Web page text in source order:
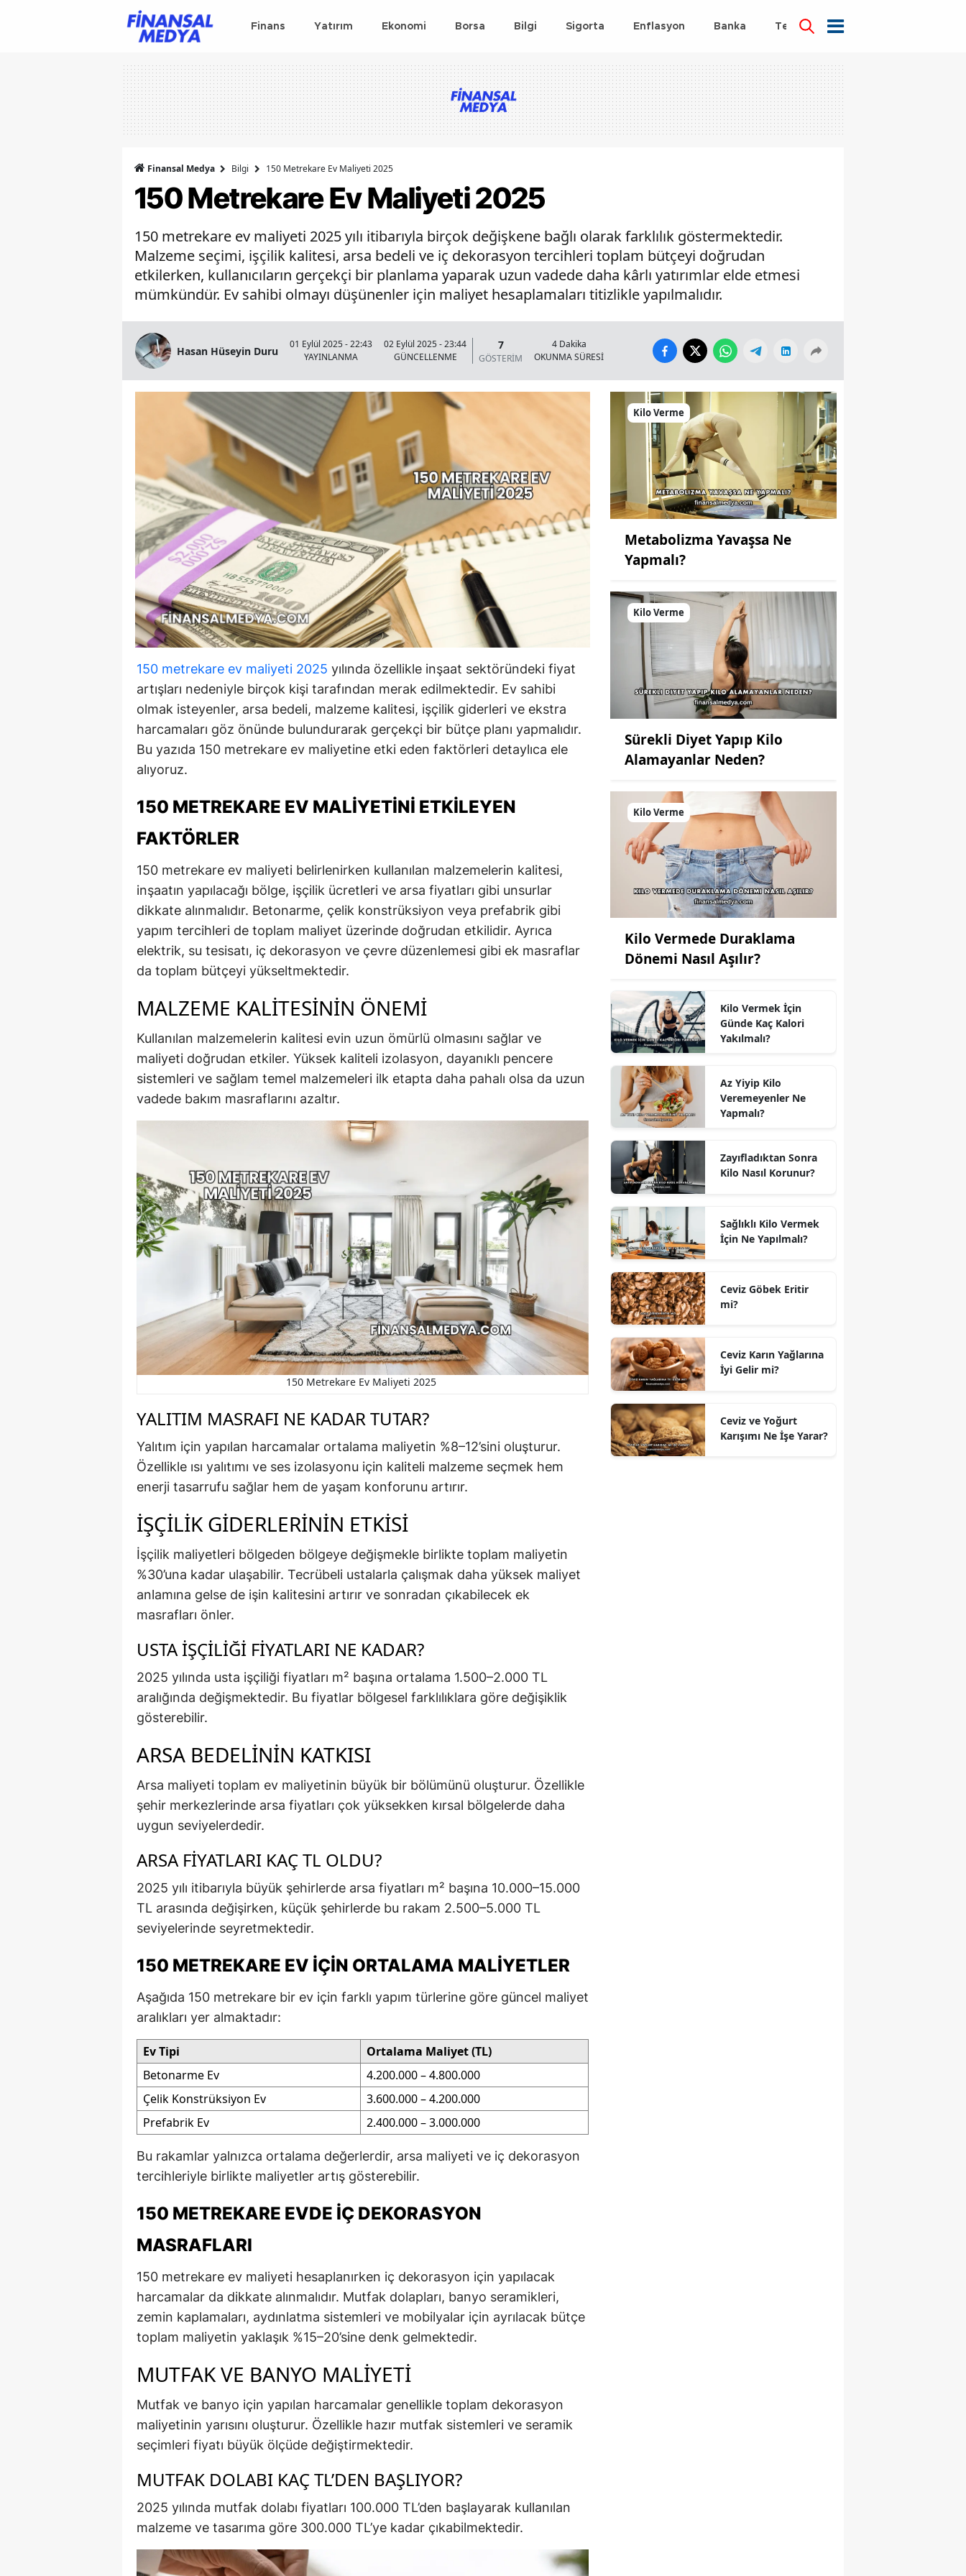
Finans Yatırım Ekonomi Borsa Bilgi Sigorta Enflasyon Banka Teknoloji
Finansal Medya Bilgi 150 Metrekare Ev Maliyeti 2025
150 Metrekare Ev Maliyeti 2025
150 metrekare ev maliyeti 2025 yılı itibarıyla birçok değişkene bağlı olarak farklılık göstermektedir.
Malzeme seçimi, işçilik kalitesi, arsa bedeli ve iç dekorasyon tercihleri toplam bütçeyi doğrudan
etkilerken, kullanıcıların gerçekçi bir planlama yaparak uzun vadede daha kârlı yatırımlar elde etmesi
mümkündür. Ev sahibi olmayı düşünenler için maliyet hesaplamaları titizlikle yapılmalıdır.
Hasan Hüseyin Duru
01 Eylül 2025 - 22:43
YAYINLANMA
02 Eylül 2025 - 23:44
GÜNCELLENME
7
GÖSTERİM
4 Dakika
OKUNMA SÜRESİ
150 metrekare ev maliyeti 2025 yılında özellikle inşaat sektöründeki fiyat
artışları nedeniyle birçok kişi tarafından merak edilmektedir. Ev sahibi
olmak isteyenler, arsa bedeli, malzeme kalitesi, işçilik giderleri ve ekstra
harcamaları göz önünde bulundurarak gerçekçi bir bütçe planı yapmalıdır.
Bu yazıda 150 metrekare ev maliyetine etki eden faktörleri detaylıca ele
alıyoruz.
150 METREKARE EV MALIYETINI ETKILEYEN
FAKTÖRLER
150 metrekare ev maliyeti belirlenirken kullanılan malzemelerin kalitesi,
inşaatın yapılacağı bölge, işçilik ücretleri ve arsa fiyatları gibi unsurlar
dikkate alınmalıdır. Betonarme, çelik konstrüksiyon veya prefabrik gibi
yapım tercihleri de toplam maliyet üzerinde doğrudan etkilidir. Ayrıca
elektrik, su tesisatı, iç dekorasyon ve çevre düzenlemesi gibi ek masraflar
da toplam bütçeyi yükseltmektedir.
MALZEME KALITESININ ÖNEMI
Kullanılan malzemelerin kalitesi evin uzun ömürlü olmasını sağlar ve
maliyeti doğrudan etkiler. Yüksek kaliteli izolasyon, dayanıklı pencere
sistemleri ve sağlam temel malzemeleri ilk etapta daha pahalı olsa da uzun
vadede bakım masraflarını azaltır.
150 Metrekare Ev Maliyeti 2025
YALITIM MASRAFI NE KADAR TUTAR?
Yalıtım için yapılan harcamalar ortalama maliyetin %8–12’sini oluşturur.
Özellikle ısı yalıtımı ve ses izolasyonu için kaliteli malzeme seçmek hem
enerji tasarrufu sağlar hem de yaşam konforunu artırır.
İŞÇILIK GIDERLERININ ETKISI
İşçilik maliyetleri bölgeden bölgeye değişmekle birlikte toplam maliyetin
%30’una kadar ulaşabilir. Tecrübeli ustalarla çalışmak daha yüksek maliyet
anlamına gelse de işin kalitesini artırır ve sonradan çıkabilecek ek
masrafları önler.
USTA İŞÇILIĞI FIYATLARI NE KADAR?
2025 yılında usta işçiliği fiyatları m² başına ortalama 1.500–2.000 TL
aralığında değişmektedir. Bu fiyatlar bölgesel farklılıklara göre değişiklik
gösterebilir.
ARSA BEDELININ KATKISI
Arsa maliyeti toplam ev maliyetinin büyük bir bölümünü oluşturur. Özellikle
şehir merkezlerinde arsa fiyatları çok yüksekken kırsal bölgelerde daha
uygun seviyelerdedir.
ARSA FIYATLARI KAÇ TL OLDU?
2025 yılı itibarıyla büyük şehirlerde arsa fiyatları m² başına 10.000–15.000
TL arasında değişirken, küçük şehirlerde bu rakam 2.500–5.000 TL
seviyelerinde seyretmektedir.
150 METREKARE EV İÇIN ORTALAMA MALIYETLER
Aşağıda 150 metrekare bir ev için farklı yapım türlerine göre güncel maliyet
aralıkları yer almaktadır:
Ev Tipi
Ortalama Maliyet (TL)
Betonarme Ev
4.200.000 – 4.800.000
Çelik Konstrüksiyon Ev
3.600.000 – 4.200.000
Prefabrik Ev
2.400.000 – 3.000.000
Bu rakamlar yalnızca ortalama değerlerdir, arsa maliyeti ve iç dekorasyon
tercihleriyle birlikte maliyetler artış gösterebilir.
150 METREKARE EVDE İÇ DEKORASYON
MASRAFLARI
150 metrekare ev maliyeti hesaplanırken iç dekorasyon için yapılacak
harcamalar da dikkate alınmalıdır. Mutfak dolapları, banyo seramikleri,
zemin kaplamaları, aydınlatma sistemleri ve mobilyalar için ayrılacak bütçe
toplam maliyetin yaklaşık %15–20’sine denk gelmektedir.
MUTFAK VE BANYO MALIYETI
Mutfak ve banyo için yapılan harcamalar genellikle toplam dekorasyon
maliyetinin yarısını oluşturur. Özellikle hazır mutfak sistemleri ve seramik
seçimleri fiyatı büyük ölçüde değiştirmektedir.
MUTFAK DOLABI KAÇ TL’DEN BAŞLIYOR?
2025 yılında mutfak dolabı fiyatları 100.000 TL’den başlayarak kullanılan
malzeme ve tasarıma göre 300.000 TL’ye kadar çıkabilmektedir.
Kilo Verme
Metabolizma Yavaşsa Ne
Yapmalı?
Kilo Verme
Sürekli Diyet Yapıp Kilo
Alamayanlar Neden?
Kilo Verme
Kilo Vermede Duraklama
Dönemi Nasıl Aşılır?
Kilo Vermek İçin
Günde Kaç Kalori
Yakılmalı?
Az Yiyip Kilo
Veremeyenler Ne
Yapmalı?
Zayıfladıktan Sonra
Kilo Nasıl Korunur?
Sağlıklı Kilo Vermek
İçin Ne Yapılmalı?
Ceviz Göbek Eritir
mi?
Ceviz Karın Yağlarına
İyi Gelir mi?
Ceviz ve Yoğurt
Karışımı Ne İşe Yarar?